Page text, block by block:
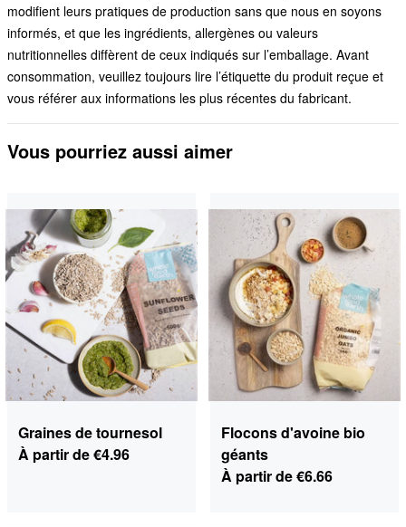
modifient leurs pratiques de production sans que nous en soyons
informés, et que les ingrédients, allergènes ou valeurs
nutritionnelles diffèrent de ceux indiqués sur l’emballage. Avant
consommation, veuillez toujours lire l’étiquette du produit reçue et
vous référer aux informations les plus récentes du fabricant.
Vous pourriez aussi aimer
Graines de tournesol
À partir de€4.96
Flocons d'avoine bio
géants
À partir de€6.66